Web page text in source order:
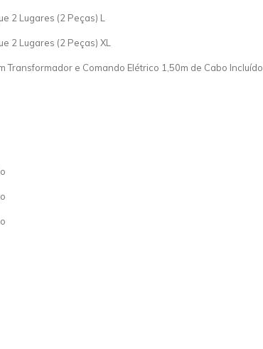
2 Lugares (2 Peças) L
2 Lugares (2 Peças) XL
Transformador e Comando Elétrico 1,50m de Cabo Incluído